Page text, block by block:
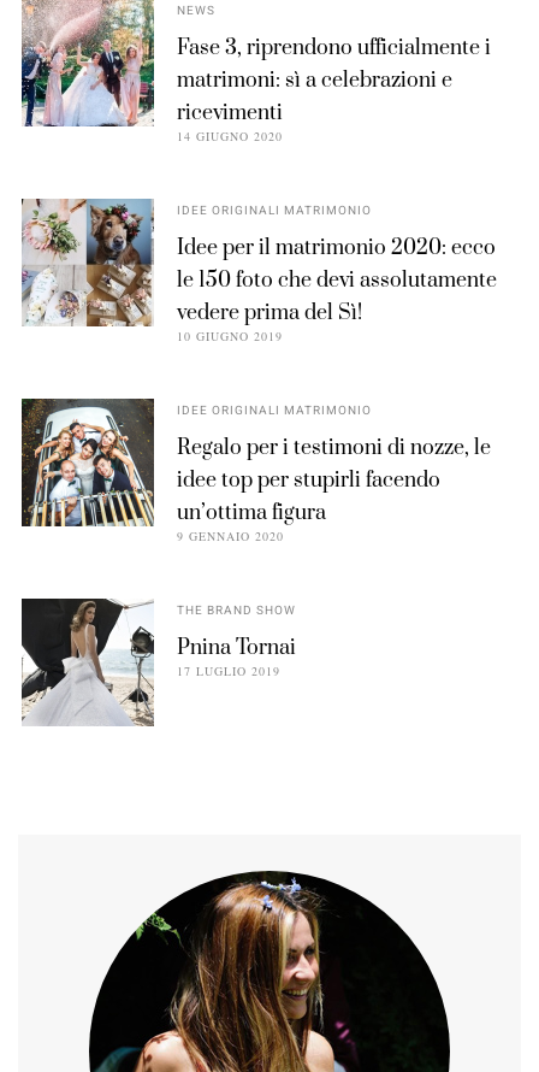
NEWS
Fase 3, riprendono ufficialmente i
matrimoni: sì a celebrazioni e
ricevimenti
14 GIUGNO 2020
IDEE ORIGINALI MATRIMONIO
Idee per il matrimonio 2020: ecco
le 150 foto che devi assolutamente
vedere prima del Sì!
10 GIUGNO 2019
IDEE ORIGINALI MATRIMONIO
Regalo per i testimoni di nozze, le
idee top per stupirli facendo
un’ottima figura
9 GENNAIO 2020
THE BRAND SHOW
Pnina Tornai
17 LUGLIO 2019